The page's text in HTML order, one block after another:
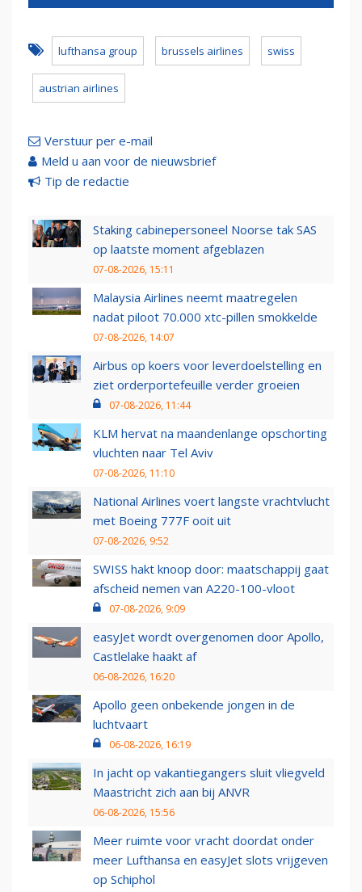
lufthansa group brussels airlines swiss
austrian airlines
Verstuur per e-mail
Meld u aan voor de nieuwsbrief
Tip de redactie
Staking cabinepersoneel Noorse tak SAS
op laatste moment afgeblazen
07-08-2026, 15:11
Malaysia Airlines neemt maatregelen
nadat piloot 70.000 xtc-pillen smokkelde
07-08-2026, 14:07
Airbus op koers voor leverdoelstelling en
ziet orderportefeuille verder groeien
07-08-2026, 11:44
KLM hervat na maandenlange opschorting
vluchten naar Tel Aviv
07-08-2026, 11:10
National Airlines voert langste vrachtvlucht
met Boeing 777F ooit uit
07-08-2026, 9:52
SWISS hakt knoop door: maatschappij gaat
afscheid nemen van A220-100-vloot
07-08-2026, 9:09
easyJet wordt overgenomen door Apollo,
Castlelake haakt af
06-08-2026, 16:20
Apollo geen onbekende jongen in de
luchtvaart
06-08-2026, 16:19
In jacht op vakantiegangers sluit vliegveld
Maastricht zich aan bij ANVR
06-08-2026, 15:56
Meer ruimte voor vracht doordat onder
meer Lufthansa en easyJet slots vrijgeven
op Schiphol